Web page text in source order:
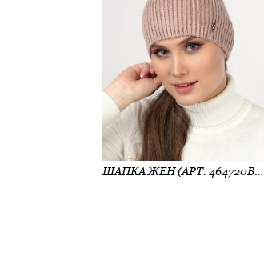
ШАПКА ЖЕН (АРТ. 464720ВН)